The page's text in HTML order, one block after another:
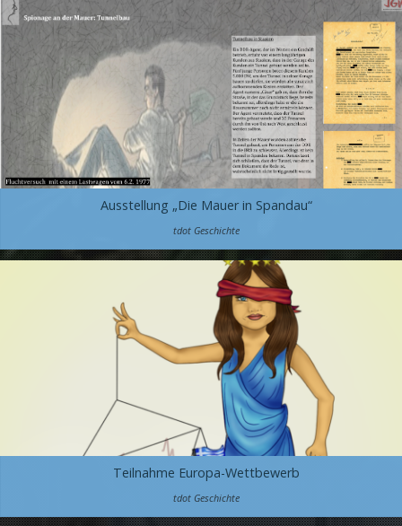
Ausstellung „Die Mauer in Spandau“
tdot Geschichte
Teilnahme Europa-Wettbewerb
tdot Geschichte